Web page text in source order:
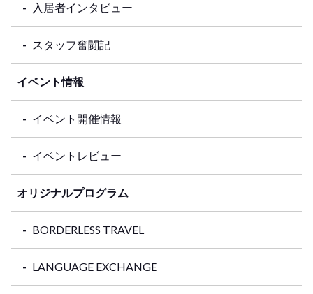
入居者インタビュー
スタッフ奮闘記
イベント情報
イベント開催情報
イベントレビュー
オリジナルプログラム
BORDERLESS TRAVEL
LANGUAGE EXCHANGE